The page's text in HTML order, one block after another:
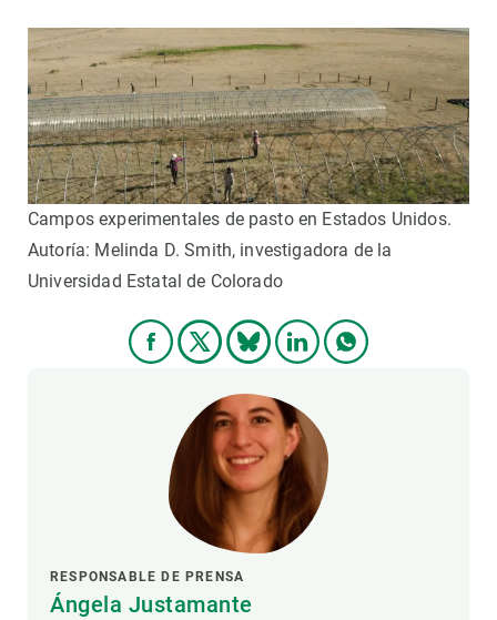
Campos experimentales de pasto en Estados Unidos.
Autoría: Melinda D. Smith, investigadora de la
Universidad Estatal de Colorado
RESPONSABLE DE PRENSA
Ángela Justamante